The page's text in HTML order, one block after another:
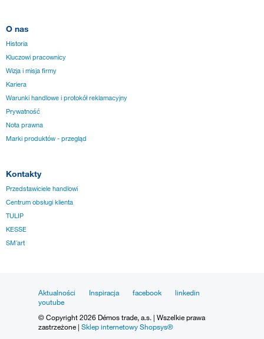
O nas
Historia
Kluczowi pracownicy
Wizja i misja firmy
Kariera
Warunki handlowe i protokół reklamacyjny
Prywatność
Nota prawna
Marki produktów - przegląd
Kontakty
Przedstawiciele handlowi
Centrum obsługi klienta
TULIP
KESSE
SM´art
Aktualności Inspiracja facebook
linkedin
youtube
© Copyright 2026 Démos trade, a.s. | Wszelkie prawa
zastrzeżone | Sklep internetowy Shopsys®